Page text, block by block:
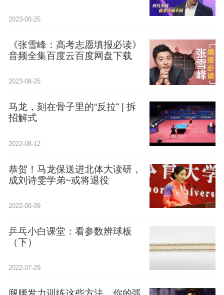
2023-08-25
《张雪峰：高考志愿填报必读》
音频全集百度云百度网盘下载
2023-08-25
马龙，刻在骨子里的“反拉” | 拆
招解式
2022-08-12
恭贺！马龙保送进北体大读研，
成刘诗雯学弟~或将退役
2022-08-09
乒乓小白课堂：看参数辨球板
（下）
2022-07-29